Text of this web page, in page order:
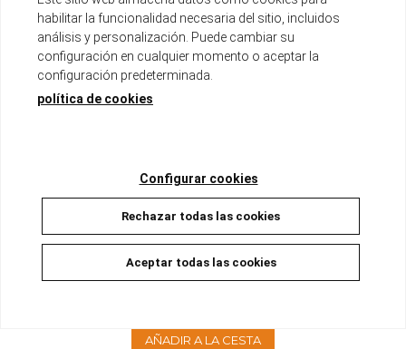
SHAMAN KING 14
AÑADIR A LA CESTA
habilitar la funcionalidad necesaria del sitio, incluidos
análisis y personalización. Puede cambiar su
configuración en cualquier momento o aceptar la
configuración predeterminada.
política de cookies
Configurar cookies
Rechazar todas las cookies
Aceptar todas las cookies